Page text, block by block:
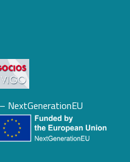
NextGenerationEU